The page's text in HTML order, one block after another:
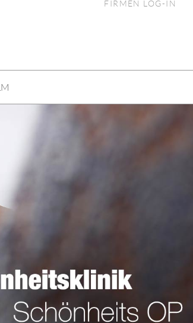
FIRMEN LOG-IN